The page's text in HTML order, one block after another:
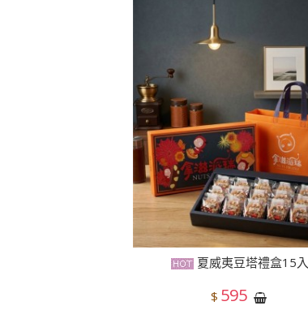
夏威夷豆塔禮盒15入
$ 595